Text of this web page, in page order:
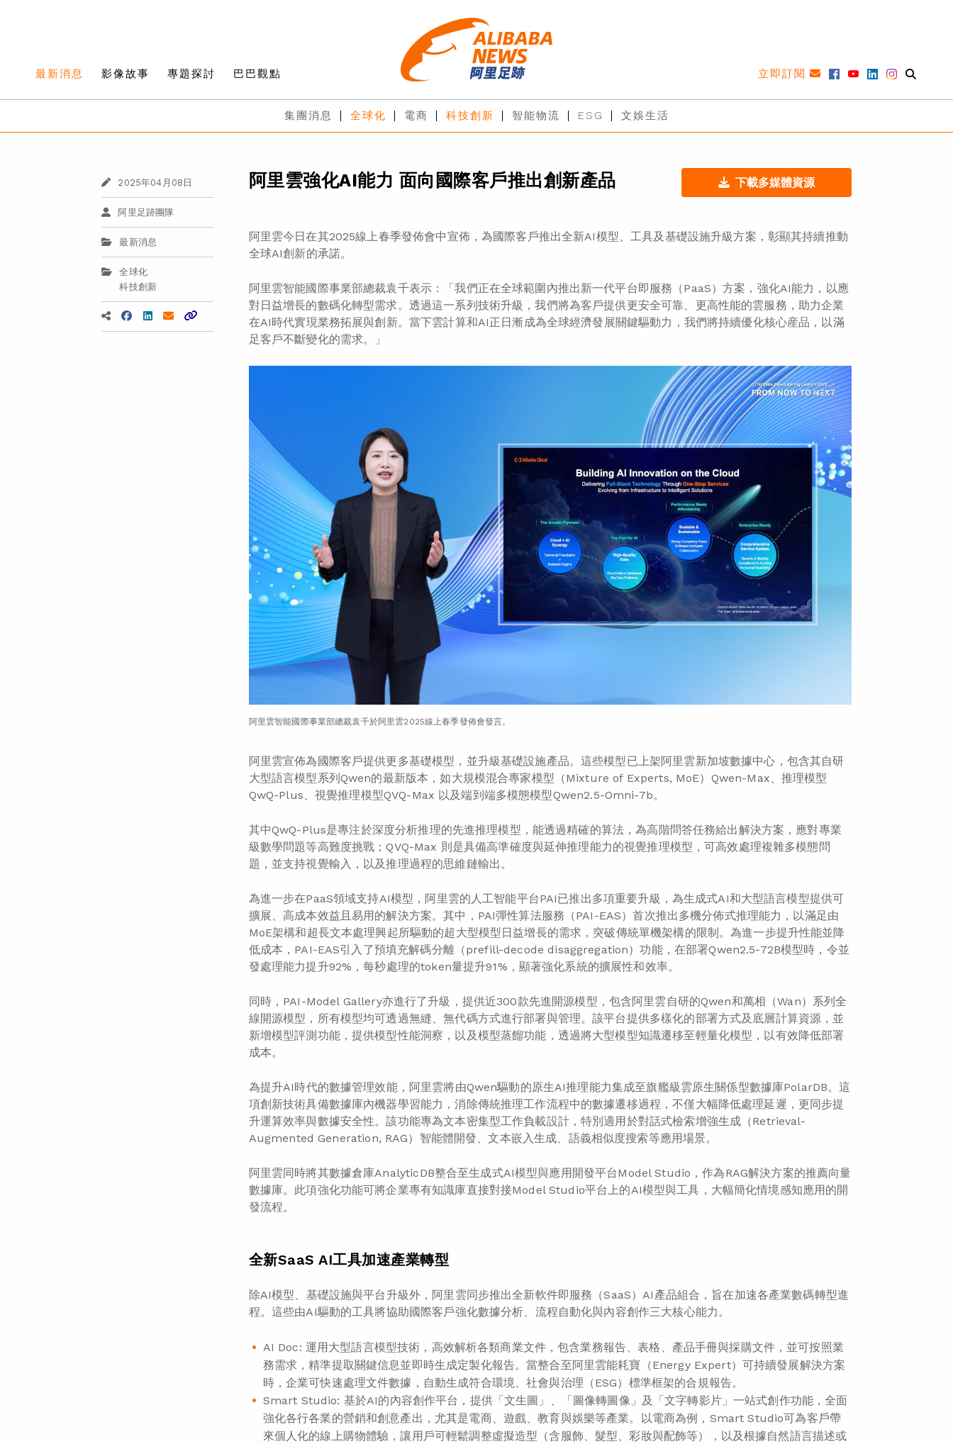
最新消息 影像故事 專題探討 巴巴觀點 立即訂閱
集團消息 全球化 電商 科技創新 智能物流 ESG 文娛生活
2025年04月08日
阿里足跡團隊
最新消息
全球化
科技創新
阿里雲強化AI能力 面向國際客戶推出創新產品 下載多媒體資源
阿里雲今日在其2025線上春季發佈會中宣佈，為國際客戶推出全新AI模型、工具及基礎設施升級方案，彰顯其持續推動
全球AI創新的承諾。
阿里雲智能國際事業部總裁袁千表示：「我們正在全球範圍內推出新一代平台即服務（PaaS）方案，強化AI能力，以應
對日益增長的數碼化轉型需求。透過這一系列技術升級，我們將為客戶提供更安全可靠、更高性能的雲服務，助力企業
在AI時代實現業務拓展與創新。當下雲計算和AI正日漸成為全球經濟發展關鍵驅動力，我們將持續優化核心産品，以滿
足客戶不斷變化的需求。」
阿里雲智能國際事業部總裁袁千於阿里雲2025線上春季發佈會發言。
阿里雲宣佈為國際客戶提供更多基礎模型，並升級基礎設施產品。這些模型已上架阿里雲新加坡數據中心，包含其自研
大型語言模型系列Qwen的最新版本，如大規模混合專家模型（Mixture of Experts, MoE）Qwen-Max、推理模型
QwQ-Plus、視覺推理模型QVQ-Max 以及端到端多模態模型Qwen2.5-Omni-7b。
其中QwQ-Plus是專注於深度分析推理的先進推理模型，能透過精確的算法，為高階問答任務給出解決方案，應對專業
級數學問題等高難度挑戰；QVQ-Max 則是具備高準確度與延伸推理能力的視覺推理模型，可高效處理複雜多模態問
題，並支持視覺輸入，以及推理過程的思維鏈輸出。
為進一步在PaaS領域支持AI模型，阿里雲的人工智能平台PAI已推出多項重要升級，為生成式AI和大型語言模型提供可
擴展、高成本效益且易用的解決方案。其中，PAI彈性算法服務（PAI-EAS）首次推出多機分佈式推理能力，以滿足由
MoE架構和超長文本處理興起所驅動的超大型模型日益增長的需求，突破傳統單機架構的限制。為進一步提升性能並降
低成本，PAI-EAS引入了預填充解碼分離（prefill-decode disaggregation）功能，在部署Qwen2.5-72B模型時，令並
發處理能力提升92%，每秒處理的token量提升91%，顯著強化系統的擴展性和效率。
同時，PAI-Model Gallery亦進行了升級，提供近300款先進開源模型，包含阿里雲自研的Qwen和萬相（Wan）系列全
線開源模型，所有模型均可透過無縫、無代碼方式進行部署與管理。該平台提供多樣化的部署方式及底層計算資源，並
新增模型評測功能，提供模型性能洞察，以及模型蒸餾功能，透過將大型模型知識遷移至輕量化模型，以有效降低部署
成本。
為提升AI時代的數據管理效能，阿里雲將由Qwen驅動的原生AI推理能力集成至旗艦級雲原生關係型數據庫PolarDB。這
項創新技術具備數據庫內機器學習能力，消除傳統推理工作流程中的數據遷移過程，不僅大幅降低處理延遲，更同步提
升運算效率與數據安全性。該功能專為文本密集型工作負載設計，特別適用於對話式檢索增強生成（Retrieval-
Augmented Generation, RAG）智能體開發、文本嵌入生成、語義相似度搜索等應用場景。
阿里雲同時將其數據倉庫AnalyticDB整合至生成式AI模型與應用開發平台Model Studio，作為RAG解決方案的推薦向量
數據庫。此項強化功能可將企業專有知識庫直接對接Model Studio平台上的AI模型與工具，大幅簡化情境感知應用的開
發流程。
全新SaaS AI工具加速產業轉型
除AI模型、基礎設施與平台升級外，阿里雲同步推出全新軟件即服務（SaaS）AI產品組合，旨在加速各產業數碼轉型進
程。這些由AI驅動的工具將協助國際客戶強化數據分析、流程自動化與內容創作三大核心能力。
AI Doc: 運用大型語言模型技術，高效解析各類商業文件，包含業務報告、表格、產品手冊與採購文件，並可按照業
務需求，精準提取關鍵信息並即時生成定製化報告。當整合至阿里雲能耗寶（Energy Expert）可持續發展解決方案
時，企業可快速處理文件數據，自動生成符合環境、社會與治理（ESG）標準框架的合規報告。
Smart Studio: 基於AI的內容創作平台，提供「文生圖」、「圖像轉圖像」及「文字轉影片」一站式創作功能，全面
強化各行各業的營銷和創意產出，尤其是電商、遊戲、教育與娛樂等產業。以電商為例，Smart Studio可為客戶帶
來個人化的線上購物體驗，讓用戶可輕鬆調整虛擬造型（含服飾、髮型、彩妝與配飾等），以及根據自然語言描述或